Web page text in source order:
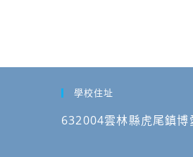
學校住址
632004雲林縣虎尾鎮博